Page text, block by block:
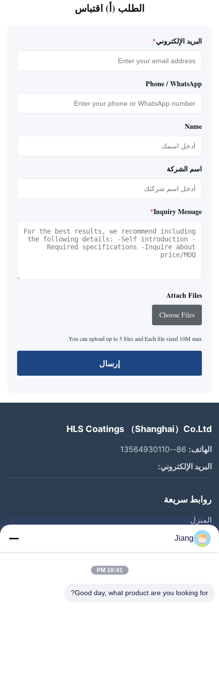
الطلب (أ) اقتباس
البريد الإلكتروني*
Phone / WhatsApp
Name
اسم الشركة
Inquiry Message
*
Attach Files
Choose Files
You can upload up to 5 files and Each file sized 10M max.
إرسال
HLS Coatings （Shanghai）Co.Ltd
الهاتف:
البريد الإلكتروني:
روابط سريعة
المنزل
المنتجات
فيديوهات
حولنا
Jiang
10:41 PM
Good day, what product are you looking for?